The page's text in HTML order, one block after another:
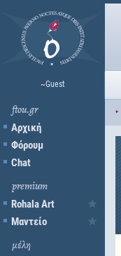
~Guest
ftou.gr
Αρχική
Φόρουμ
Chat
premium
Rohala Art
Μαντείο
μέλη
‣